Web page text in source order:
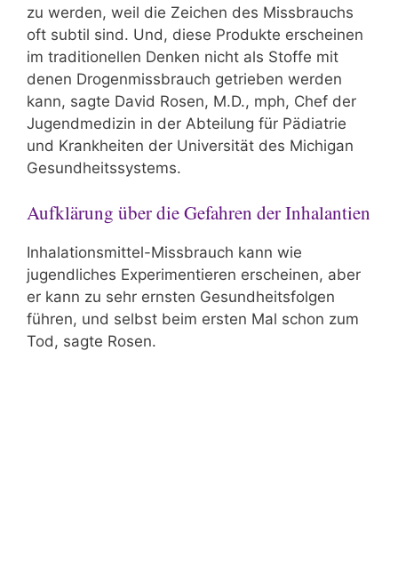
zu werden, weil die Zeichen des Missbrauchs
oft subtil sind. Und, diese Produkte erscheinen
im traditionellen Denken nicht als Stoffe mit
denen Drogenmissbrauch getrieben werden
kann, sagte David Rosen, M.D., mph, Chef der
Jugendmedizin in der Abteilung für Pädiatrie
und Krankheiten der Universität des Michigan
Gesundheitssystems.
Aufklärung über die Gefahren der Inhalantien
Inhalationsmittel-Missbrauch kann wie
jugendliches Experimentieren erscheinen, aber
er kann zu sehr ernsten Gesundheitsfolgen
führen, und selbst beim ersten Mal schon zum
Tod, sagte Rosen.